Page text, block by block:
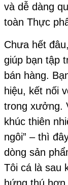
và dễ dàng
toàn Thực
Chưa hết đâu,
giúp bạn tập
bán hàng.
hiệu, kết nối
trong xưởng.
khúc thiên
ngôi” – thì
dòng sản
Tôi cá là sau
hứng thú hơn